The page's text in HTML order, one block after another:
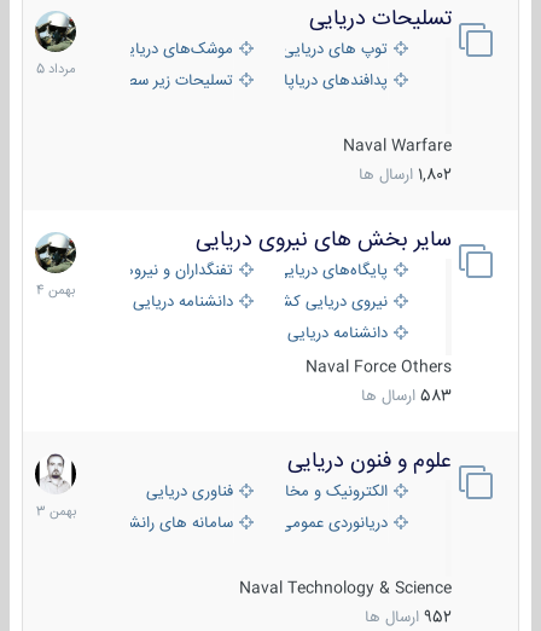
تسلیحات دریایی
توپ های دریایی
موشک‌های دریایی
پدافندهای دریاپایه
تسلیحات زیر سطحی
Naval Warfare
1,802 ارسال ها
2
مرداد
1405
سایر بخش های نیروی دریایی
پایگاه‌های دریایی
تفنگداران و نیروهای ویژه‌ی دریایی
نیروی دریایی کشورهای مختلفدانشنامه دریایی
دانشنامه دریایی کپی
Naval Force Others
583 ارسال ها
22
بهمن
1404
علوم و فنون دریایی
الکترونیک و مخابرات دریاییفناوری دریایی
دریانوردی عمومی
سامانه های رانشی دریایی
Naval Technology & Science
952 ارسال ها
6
بهمن
1403